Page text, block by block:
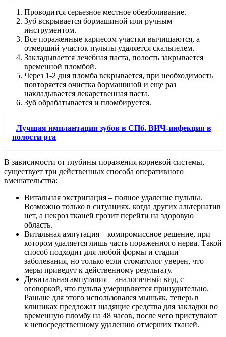
Проводится серьезное местное обезболивание.
Зуб вскрывается бормашиной или ручным
инструментом.
Все пораженные кариесом участки вычищаются, а
отмерший участок пульпы удаляется скальпелем.
Закладывается лечебная паста, полость закрывается
временной пломбой.
Через 1-2 дня пломба вскрывается, при необходимость
повторяется очистка бормашиной и еще раз
накладывается лекарственная паста.
Зуб обрабатывается и пломбируется.
Лучшая имплантация зубов в СПб. ВИЧ-инфекция в
полости рта
В зависимости от глубины поражения корневой системы,
существует три действенных способа оперативного
вмешательства:
Витальная экстрипация – полное удаление пульпы.
Возможно только в ситуациях, когда других альтернатив
нет, а некроз тканей грозит перейти на здоровую
область.
Витальная ампутация – компромиссное решение, при
котором удаляется лишь часть пораженного нерва. Такой
способ подходит для любой формы и стадии
заболевания, но только если стоматолог уверен, что
меры приведут к действенному результату.
Девитальная ампутация – аналогичный вид, с
оговоркой, что пульпа умерщвляется принудительно.
Раньше для этого использовался мышьяк, теперь в
клиниках предложат щадящие средства для закладки во
временную пломбу на 48 часов, после чего приступают
к непосредственному удалению отмерших тканей.